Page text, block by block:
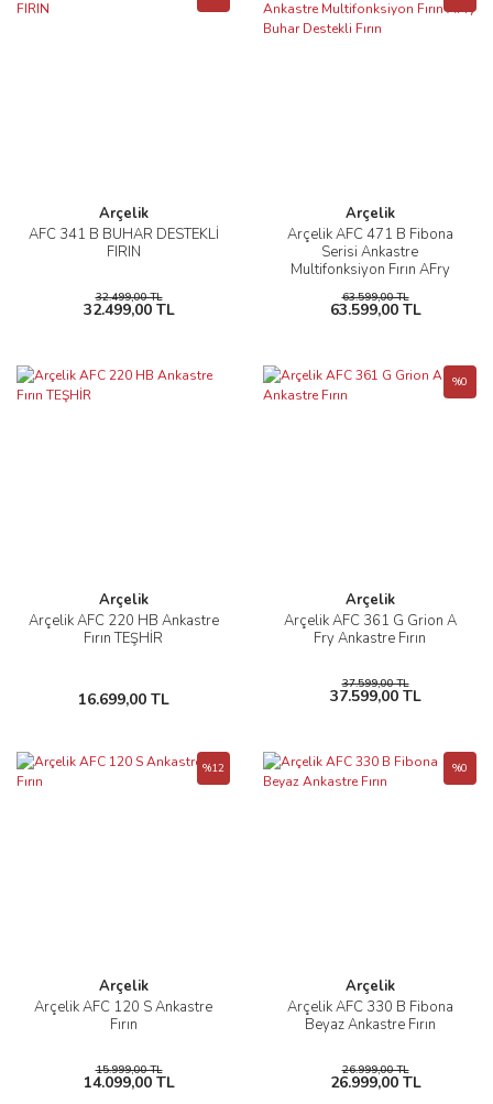
Arçelik
AFC 341 B BUHAR DESTEKLİ
FIRIN
32.499,00 TL
32.499,00 TL
Arçelik
Arçelik AFC 471 B Fibona
Serisi Ankastre
Multifonksiyon Fırın AFry
63.599,00 TL
63.599,00 TL
Arçelik
Arçelik AFC 220 HB Ankastre
Fırın TEŞHİR
16.699,00 TL
Arçelik
Arçelik AFC 361 G Grion A
Fry Ankastre Fırın
%0
37.599,00 TL
37.599,00 TL
Arçelik
Arçelik AFC 120 S Ankastre
Fırın
%12
15.999,00 TL
14.099,00 TL
Arçelik
Arçelik AFC 330 B Fibona
Beyaz Ankastre Fırın
%0
26.999,00 TL
26.999,00 TL